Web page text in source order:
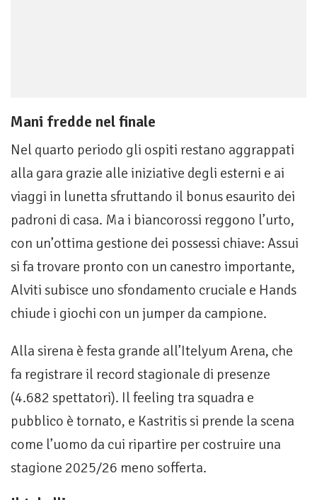
Mani fredde nel finale
Nel quarto periodo gli ospiti restano aggrappati
alla gara grazie alle iniziative degli esterni e ai
viaggi in lunetta sfruttando il bonus esaurito dei
padroni di casa. Ma i biancorossi reggono l’urto,
con un’ottima gestione dei possessi chiave: Assui
si fa trovare pronto con un canestro importante,
Alviti subisce uno sfondamento cruciale e Hands
chiude i giochi con un jumper da campione.
Alla sirena è festa grande all’Itelyum Arena, che
fa registrare il record stagionale di presenze
(4.682 spettatori). Il feeling tra squadra e
pubblico è tornato, e Kastritis si prende la scena
come l’uomo da cui ripartire per costruire una
stagione 2025/26 meno sofferta.